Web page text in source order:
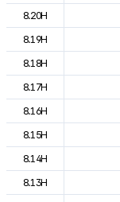
8.20H
8.19H
8.18H
8.17H
8.16H
8.15H
8.14H
8.13H